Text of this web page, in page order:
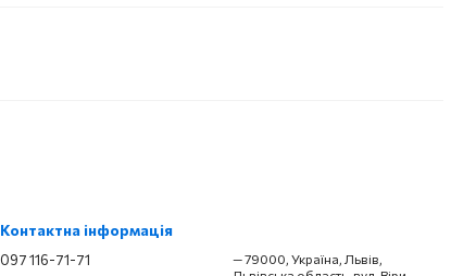
Контактна інформація
097 116-71-71
— 79000, Україна, Львів,